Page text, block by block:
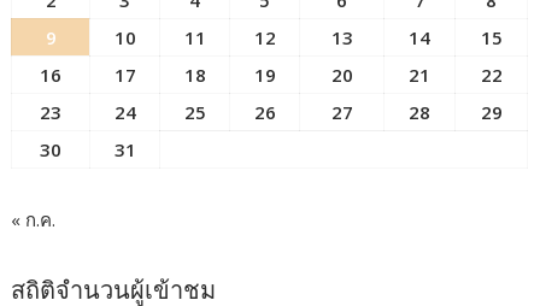
9
10 11 12 13 14
15
16
17 18 19 20 21
22
23
24 25 26 27 28
29
30
31
« ก.ค.
สถิติจำนวนผู้เข้าชม